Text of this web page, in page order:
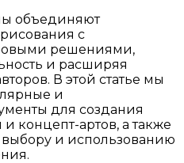
объединяют
с
решениями,
и расширяя
В этой статье мы
и
для создания
концепт-артов, а также
и использованию